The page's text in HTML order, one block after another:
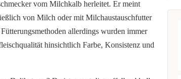
vom Milchkalb herleitet. Er meint
von Milch oder mit Milchaustauschfutter
allerdings wurden immer
hinsichtlich Farbe, Konsistenz und